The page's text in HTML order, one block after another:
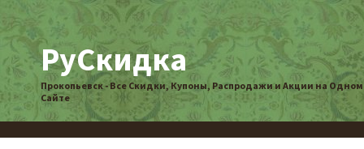
РуСкидка
Прокопьевск - Все Скидки, Купоны, Распродажи и Акции на Одном
Сайте